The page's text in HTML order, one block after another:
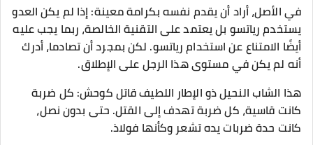
في الأصل، أراد أن يقدم نفسه بكرامة معينة: إذا لم يكن العدو
يستخدم رياتسو بل يعتمد على التقنية الخالصة، ربما يجب عليه
أيضًا الامتناع عن استخدام رياتسو. لكن بمجرد أن تصادما، أدرك
أنه لم يكن في مستوى هذا الرجل على الإطلاق.
هذا الشاب النحيل ذو الإطار اللطيف قاتل كوحش: كل ضربة
كانت قاسية، كل ضربة تهدف إلى القتل. حتى بدون نصل،
كانت حدة ضربات يده تشعر وكأنها فولاذ.